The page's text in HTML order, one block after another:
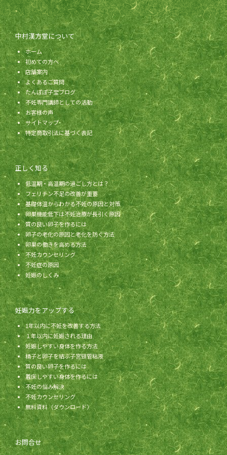
中村漢方堂について
ホーム
初めての方へ
店舗案内
よくあるご質問
たんぽぽ子宝ブログ
不妊専門講師としての活動
お客様の声
サイトマップ
特定商取引法に基づく表記
正しく知る
低温期・高温期の過ごし方とは？
フェリチン不足の改善が重要
基礎体温からわかる不妊の原因と対策
卵巣機能低下は不妊治療が長引く原因
質の良い卵子を作るには
卵子の老化の原因と老化を防ぐ方法
卵巣の働きを高める方法
不妊カウンセリング
不妊症の原因
妊娠のしくみ
妊娠力をアップする
1年以内に不妊を改善する方法
１年以内に妊娠される理由
妊娠しやすい身体を作る方法
精子と卵子を結ぶ子宮頸管粘液
質の良い卵子を作るには
着床しやすい身体を作るには
不妊の悩み解決
不妊カウンセリング
無料資料（ダウンロード）
お問合せ